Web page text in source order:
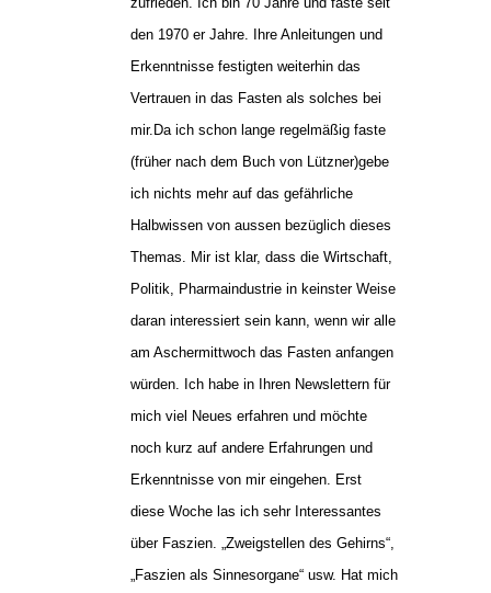
den 1970 er Jahre. Ihre Anleitungen und
Erkenntnisse festigten weiterhin das
Vertrauen in das Fasten als solches bei
mir.Da ich schon lange regelmäßig faste
(früher nach dem Buch von Lützner)gebe
ich nichts mehr auf das gefährliche
Halbwissen von aussen bezüglich dieses
Themas. Mir ist klar, dass die Wirtschaft,
Politik, Pharmaindustrie in keinster Weise
daran interessiert sein kann, wenn wir alle
am Aschermittwoch das Fasten anfangen
würden. Ich habe in Ihren Newslettern für
mich viel Neues erfahren und möchte
noch kurz auf andere Erfahrungen und
Erkenntnisse von mir eingehen. Erst
diese Woche las ich sehr Interessantes
über Faszien. „Zweigstellen des Gehirns“,
„Faszien als Sinnesorgane“ usw. Hat mich